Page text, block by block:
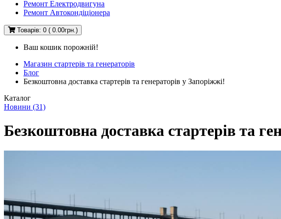
Ремонт Електродвигуна
Ремонт Автокондіціонера
Товарів: 0 ( 0.00грн.)
Ваш кошик порожній!
Магазин стартерів та генераторів
Блог
Безкоштовна доставка стартерів та генераторів у Запоріжжі!
Каталог
Новини (31)
Безкоштовна доставка стартерів та